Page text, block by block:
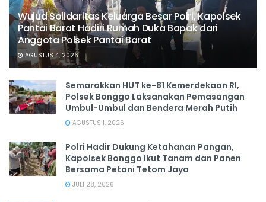
Wujud Solidaritas Keluarga Besar Polri, Kapolsek
Pantai Barat Hadiri Rumah Duka Bapak dari
Anggota Polsek Pantai Barat
AGUSTUS 4, 2026
Semarakkan HUT ke-81 Kemerdekaan RI,
Polsek Bonggo Laksanakan Pemasangan
Umbul-Umbul dan Bendera Merah Putih
AGUSTUS 1, 2026
Polri Hadir Dukung Ketahanan Pangan,
Kapolsek Bonggo Ikut Tanam dan Panen
Bersama Petani Tetom Jaya
JULI 28, 2026